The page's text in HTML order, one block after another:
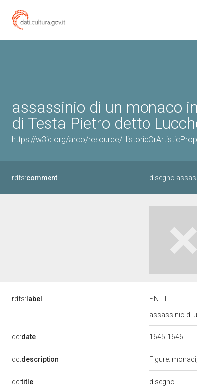
assassinio di un monaco
di Testa Pietro detto
https://w3id.org/arco/resource/
rdfs:comment disegno
rdfs: label EN
IT
assassinio di
dc:date 1645-1646
dc:description Figure:
dc:title disegno